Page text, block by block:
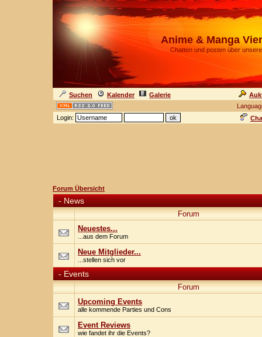
Anime & Manga
Chatten und posten über
Suchen Kalender Galerie
Login:
Forum Übersicht
- News
Forum
Neuestes...
...aus dem Forum
Neue Mitglieder...
...stellen sich vor
- Events
Forum
Upcoming Events
alle kommende Parties und Cons
Event Reviews
wie fandet ihr die Events?